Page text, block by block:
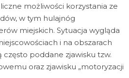
możliwości korzystania ze
w tym hulajnóg
miejskich. Sytuacja wygląda
i na obszarach
często poddane zjawisku tzw.
oraz zjawisku „motoryzacji